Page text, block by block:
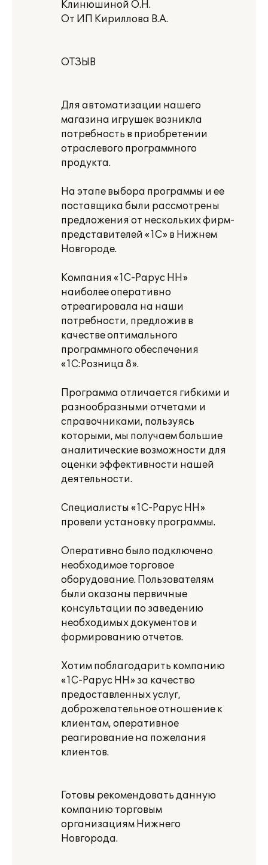
Клинюшиной О.Н.
От ИП Кириллова В.А.
ОТЗЫВ
Для автоматизации нашего
магазина игрушек возникла
потребность в приобретении
отраслевого программного
продукта.
На этапе выбора программы и ее
поставщика были рассмотрены
предложения от нескольких фирм-
представителей «1С» в Нижнем
Новгороде.
Компания «1С-Рарус НН»
наиболее оперативно
отреагировала на наши
потребности, предложив в
качестве оптимального
программного обеспечения
«1С:Розница 8».
Программа отличается гибкими и
разнообразными отчетами и
справочниками, пользуясь
которыми, мы получаем большие
аналитические возможности для
оценки эффективности нашей
деятельности.
Специалисты «1С-Рарус НН»
провели установку программы.
Оперативно было подключено
необходимое торговое
оборудование. Пользователям
были оказаны первичные
консультации по заведению
необходимых документов и
формированию отчетов.
Хотим поблагодарить компанию
«1С-Рарус НН» за качество
предоставленных услуг,
доброжелательное отношение к
клиентам, оперативное
реагирование на пожелания
клиентов.
Готовы рекомендовать данную
компанию торговым
организациям Нижнего
Новгорода.